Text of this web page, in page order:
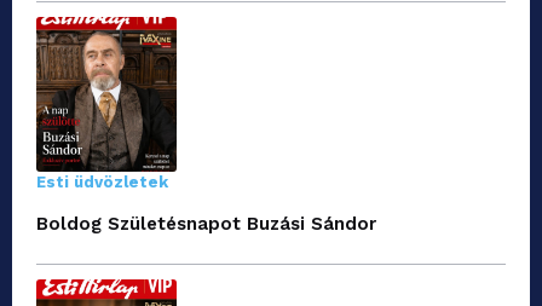
Esti üdvözletek
Boldog Születésnapot Buzási Sándor